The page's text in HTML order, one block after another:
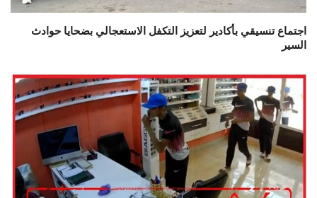
اجتماع تنسيقي بأكادير لتعزيز التكفل الاستعجالي بضحايا حوادث
السير